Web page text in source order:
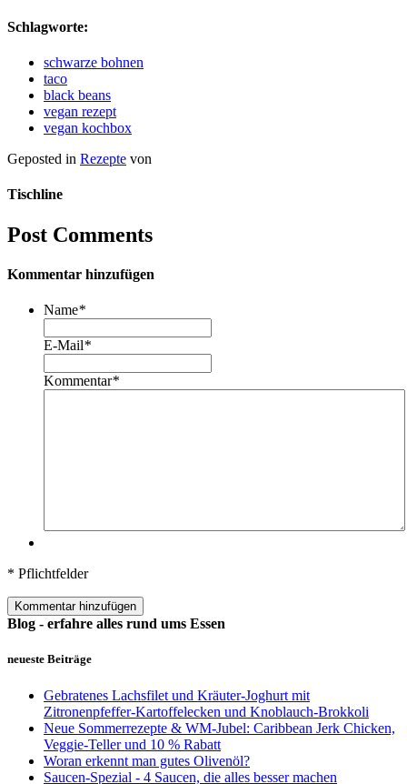
Schlagworte:
schwarze bohnen
taco
black beans
vegan rezept
vegan kochbox
Geposted in Rezepte von
Tischline
Post Comments
Kommentar hinzufügen
Name*
E-Mail*
Kommentar*
* Pflichtfelder
Kommentar hinzufügen
Blog - erfahre alles rund ums Essen
neueste Beiträge
Gebratenes Lachsfilet und Kräuter-Joghurt mit
Zitronenpfeffer-Kartoffelecken und Knoblauch-Brokkoli
Neue Sommerrezepte & WM-Jubel: Caribbean Jerk Chicken,
Veggie-Teller und 10 % Rabatt
Woran erkennt man gutes Olivenöl?
Saucen-Spezial - 4 Saucen, die alles besser machen